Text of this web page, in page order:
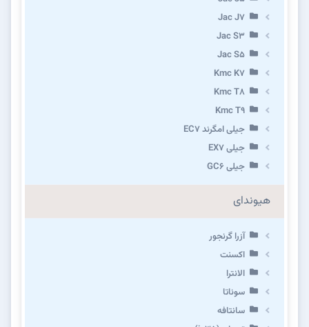
Jac J7
Jac S3
Jac S5
Kmc K7
Kmc T8
Kmc T9
جیلی امگرند EC7
جیلی EX7
جیلی GC6
هیوندای
آزرا گرنجور
اکسنت
الانترا
سوناتا
سانتافه